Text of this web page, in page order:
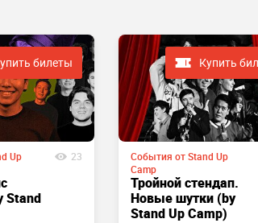
билеты
Up
23
Stand
Купить
События от Stand Up
Camp
Тройной стендап.
Новые шутки (by
Stand Up Camp)